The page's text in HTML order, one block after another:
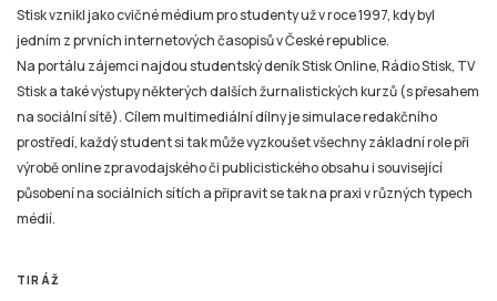
Stisk vznikl jako cvičné médium pro studenty už v roce 1997, kdy byl
jedním z prvních internetových časopisů v České republice.
Na portálu zájemci najdou studentský deník Stisk Online, Rádio Stisk, TV
Stisk a také výstupy některých dalších žurnalistických kurzů (s přesahem
na sociální sítě). Cílem multimediální dílny je simulace redakčního
prostředí, každý student si tak může vyzkoušet všechny základní role při
výrobě online zpravodajského či publicistického obsahu i související
působení na sociálních sítích a připravit se tak na praxi v různých typech
médií.
TIRÁŽ